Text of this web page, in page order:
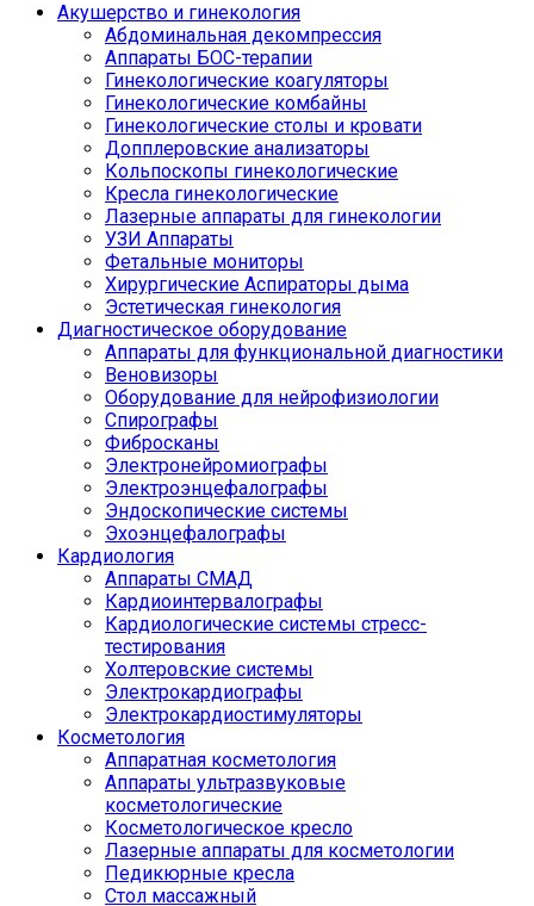
Акушерство и гинекология
Абдоминальная декомпрессия
Аппараты БОС-терапии
Гинекологические коагуляторы
Гинекологические комбайны
Гинекологические столы и кровати
Допплеровские анализаторы
Кольпоскопы гинекологические
Кресла гинекологические
Лазерные аппараты для гинекологии
УЗИ Аппараты
Фетальные мониторы
Хирургические Аспираторы дыма
Эстетическая гинекология
Диагностическое оборудование
Аппараты для функциональной диагностики
Веновизоры
Оборудование для нейрофизиологии
Спирографы
Фибросканы
Электронейромиографы
Электроэнцефалографы
Эндоскопические системы
Эхоэнцефалографы
Кардиология
Аппараты СМАД
Кардиоинтервалографы
Кардиологические системы стресс-
тестирования
Холтеровские системы
Электрокардиографы
Электрокардиостимуляторы
Косметология
Аппаратная косметология
Аппараты ультразвуковые
косметологические
Косметологическое кресло
Лазерные аппараты для косметологии
Педикюрные кресла
Стол массажный